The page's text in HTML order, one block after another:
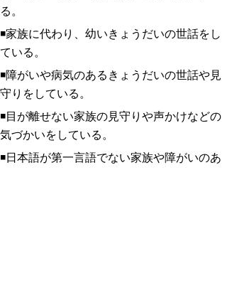
る。
◾家族に代わり、幼いきょうだいの世話をし
ている。
◾障がいや病気のあるきょうだいの世話や見
守りをしている。
◾目が離せない家族の見守りや声かけなどの
気づかいをしている。
◾日本語が第一言語でない家族や障がいのあ